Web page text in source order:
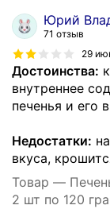
Юрий
71 отзыв
29
Достоинства:
внутреннее
печенья и его
Недостатки:
вкуса,
Товар —
2 шт по 120